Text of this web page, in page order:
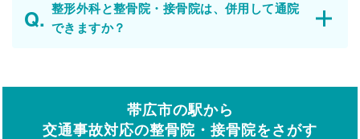
整形外科と整骨院・接骨院は、併用して通院
できますか？
帯広市の駅から
交通事故対応の整骨院・接骨院をさがす